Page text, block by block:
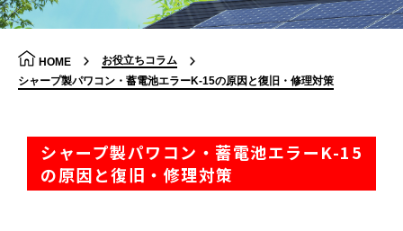
HOME
お役立ちコラム
シャープ製パワコン・蓄電池エラーK-15の原因と復旧・修理対策
シャープ製パワコン・蓄電池エラーK-15
の原因と復旧・修理対策